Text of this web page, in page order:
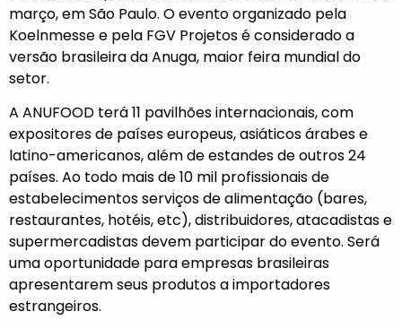
março, em São Paulo. O evento organizado pela
Koelnmesse e pela FGV Projetos é considerado a
versão brasileira da Anuga, maior feira mundial do
setor.
A ANUFOOD terá 11 pavilhões internacionais, com
expositores de países europeus, asiáticos árabes e
latino-americanos, além de estandes de outros 24
países. Ao todo mais de 10 mil profissionais de
estabelecimentos serviços de alimentação (bares,
restaurantes, hotéis, etc), distribuidores, atacadistas e
supermercadistas devem participar do evento. Será
uma oportunidade para empresas brasileiras
apresentarem seus produtos a importadores
estrangeiros.